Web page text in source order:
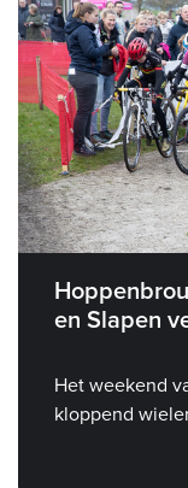
en Slapen
Het weekend
kloppend